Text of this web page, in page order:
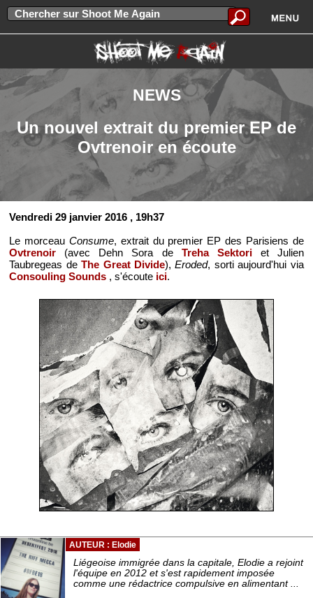
NEWS
Un nouvel extrait du premier EP de
Ovtrenoir en écoute
Vendredi 29 janvier 2016 , 19h37
Le morceauConsume, extrait du premier EP des Parisiens de
Ovtrenoir (avec Dehn Sora de Treha Sektoriet Julien
Taubregeas deThe Great Divide),Eroded, sorti aujourd'hui via
Consouling Sounds , s'écoute ici.
AUTEUR : Elodie
Liégeoise immigrée dans la capitale, Elodie a rejoint
l'équipe en 2012 et s'est rapidement imposée
comme une rédactrice compulsive en alimentant ...